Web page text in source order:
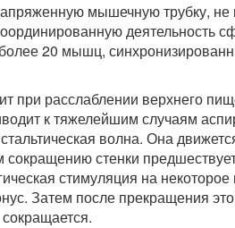
мышечную трубку,
деятельность
более 20 мышц,
при расслаблении верхнего
к тяжелейшим случаям
волна. Она
стенки
стимуляция на
Затем после прекращения